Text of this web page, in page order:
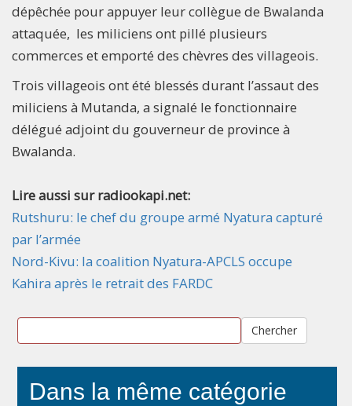
dépêchée pour appuyer leur collègue de Bwalanda
attaquée, les miliciens ont pillé plusieurs
commerces et emporté des chèvres des villageois.
Trois villageois ont été blessés durant l’assaut des
miliciens à Mutanda, a signalé le fonctionnaire
délégué adjoint du gouverneur de province à
Bwalanda.
Lire aussi sur radiookapi.net:
Rutshuru: le chef du groupe armé Nyatura capturé
par l’armée
Nord-Kivu: la coalition Nyatura-APCLS occupe
Kahira après le retrait des FARDC
Chercher
Dans la même catégorie